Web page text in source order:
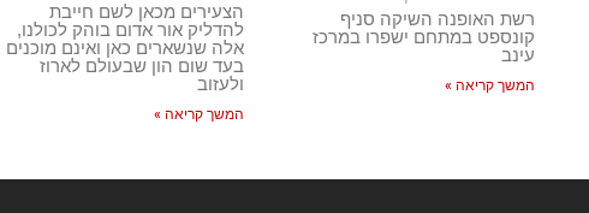
רשת האופנה השיקה סניף
קונספט במתחם ישפרו במרכז
עינב
המשך קריאה »
הצעירים מכאן לשם חייבת
להדליק אור אדום בוהק לכולנו,
אלה שנשארים כאן ואינם מוכנים
בעד שום הון שבעולם לארוז
ולעזוב
המשך קריאה »